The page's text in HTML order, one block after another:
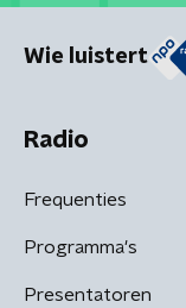
Wie luistert
Radio
Frequenties
Programma's
Presentatoren